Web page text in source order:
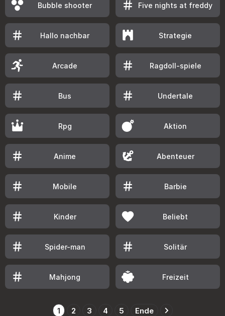
Bubble shooter Five nights at freddy
Hallo nachbar Strategie
Arcade Ragdoll-spiele
Bus Undertale
Rpg Aktion
Anime Abenteuer
Mobile Barbie
Kinder Beliebt
Spider-man Solitär
Mahjong Freizeit
1 2 3 4 5 Ende